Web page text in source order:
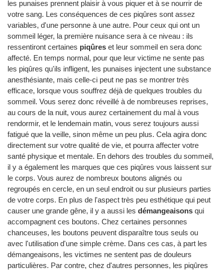
les punaises prennent plaisir à vous piquer et à se nourrir de
votre sang. Les conséquences de ces piqûres sont assez
variables, d'une personne à une autre. Pour ceux qui ont un
sommeil léger, la première nuisance sera à ce niveau : ils
ressentiront certaines piqûres et leur sommeil en sera donc
affecté. En temps normal, pour que leur victime ne sente pas
les piqûres qu'ils infligent, les punaises injectent une substance
anesthésiante, mais celle-ci peut ne pas se montrer très
efficace, lorsque vous souffrez déjà de quelques troubles du
sommeil. Vous serez donc réveillé à de nombreuses reprises,
au cours de la nuit, vous aurez certainement du mal à vous
rendormir, et le lendemain matin, vous serez toujours aussi
fatigué que la veille, sinon même un peu plus. Cela agira donc
directement sur votre qualité de vie, et pourra affecter votre
santé physique et mentale. En dehors des troubles du sommeil,
il y a également les marques que ces piqûres vous laissent sur
le corps. Vous aurez de nombreux boutons alignés ou
regroupés en cercle, en un seul endroit ou sur plusieurs parties
de votre corps. En plus de l'aspect très peu esthétique qui peut
causer une grande gêne, il y a aussi les démangeaisons qui
accompagnent ces boutons. Chez certaines personnes
chanceuses, les boutons peuvent disparaître tous seuls ou
avec l'utilisation d'une simple crème. Dans ces cas, à part les
démangeaisons, les victimes ne sentent pas de douleurs
particulières. Par contre, chez d'autres personnes, les piqûres